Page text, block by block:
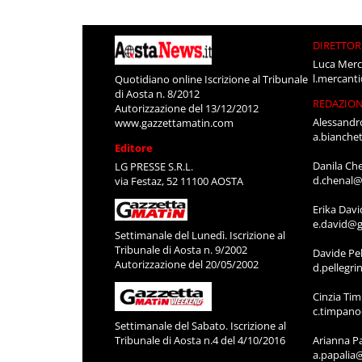
Quotidiano online Iscrizione al Tribunale
di Aosta n. 8/2012
Autorizzazione del 13/12/2012
www.gazzettamatin.com
Editore
LG PRESSE S.R.L.
via Festaz, 52 11100 AOSTA
Settimanale del Lunedì. Iscrizione al
Tribunale di Aosta n. 9/2002
Autorizzazione del 20/05/2002
Settimanale del Sabato. Iscrizione al
Tribunale di Aosta n.4 del 4/10/2016
Luca
Danila
Erika
Davide
Cinzia
Arianna